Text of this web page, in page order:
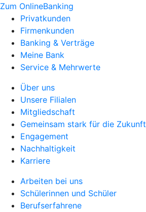
Zum OnlineBanking
Privatkunden
Firmenkunden
Banking & Verträge
Meine Bank
Service & Mehrwerte
Über uns
Unsere Filialen
Mitgliedschaft
Gemeinsam stark für die Zukunft
Engagement
Nachhaltigkeit
Karriere
Arbeiten bei uns
Schülerinnen und Schüler
Berufserfahrene